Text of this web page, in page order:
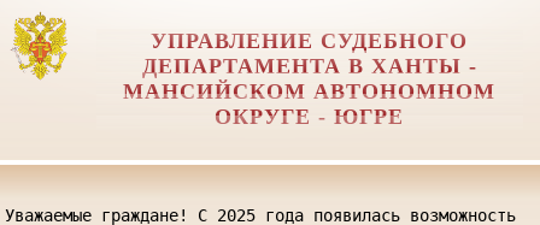
УПРАВЛЕНИЕ СУДЕБНОГО
ДЕПАРТАМЕНТА В ХАНТЫ -
МАНСИЙСКОМ АВТОНОМНОМ
ОКРУГЕ - ЮГРЕ
Уважаемые граждане! С 2025 года появилась возможность